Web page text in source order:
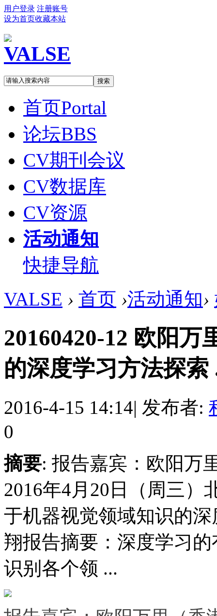
用户登录 注册账号
设为首页收藏本站
搜索
首页Portal
论坛BBS
CV期刊会议
CV数据库
CV资源
活动通知
快捷导航
VALSE › 首页 ›活动通知›
20160420-12 欧阳
的深度学习方法探索
2016-4-15 14:14| 发布者:
0
摘要: 报告嘉宾：欧阳万
2016年4月20日（周三）
于机器视觉领域知识的
翔报告摘要：深度学习
识别各个领 ...